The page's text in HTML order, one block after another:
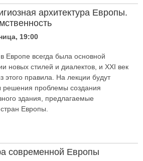
архитектура Европы.
19:00
Европе всегда была основной
новых стилей и диалектов, и XXI век
этого правила. На лекции будут
решения проблемы создания
здания, предлагаемые
Европы.
современной Европы